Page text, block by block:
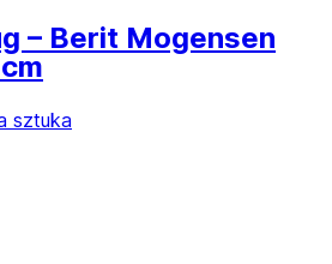
– Berit Mogensen
sztuka